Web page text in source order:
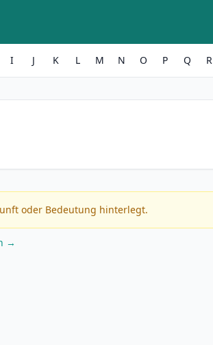
I J K L M N O P Q R
oder Bedeutung hinterlegt.
→